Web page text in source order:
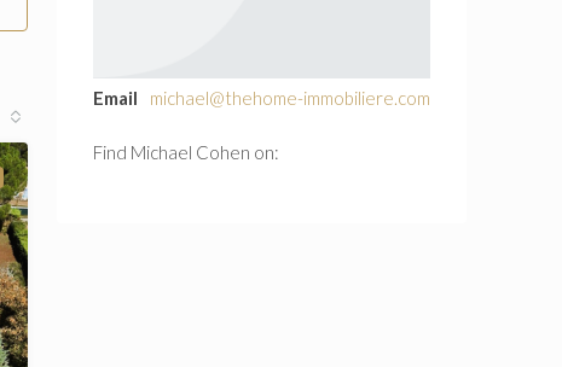
Email michael@thehome-immobiliere.com
Find Michael Cohen on: